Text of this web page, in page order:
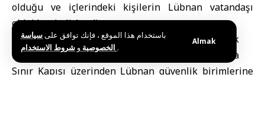
باستخدام هذا الموقع ، فإنك توافق علىسياسة
الخصوصية و .
Almak
olduğu ve içlerindeki kişilerin Lübnan vatandaşı
oldukları belirlendi.
Söz konusu kişiler, gerekli kontroller ve sağlık
hizmetleri sağlandıktan sonra resmi olarak Arida
Sınır Kapısı üzerinden Lübnan güvenlik birimlerine